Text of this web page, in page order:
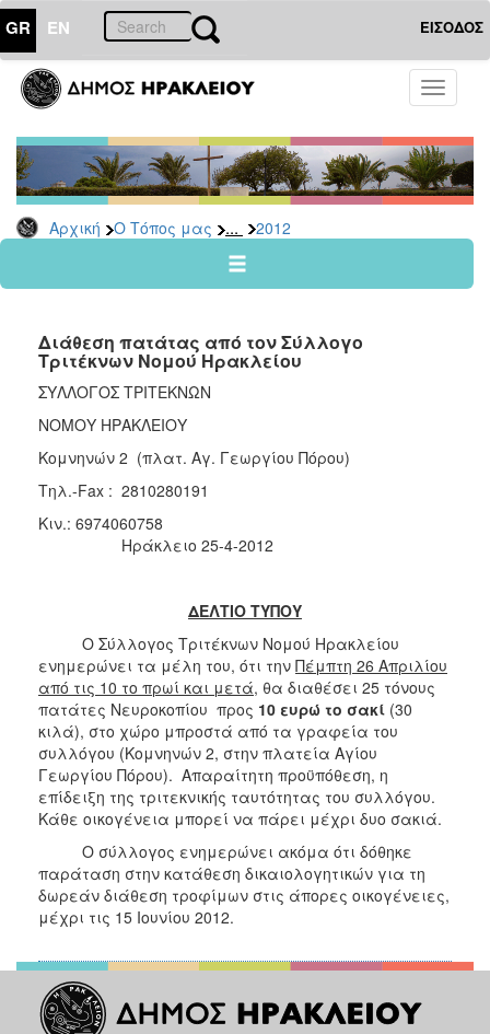
GR EN ΕΙΣΟΔΟΣ
Toggle
Αρχική Ο Τόπος μας ... 2012
ΤΟΠΟΣ
ΜΑΣ
Ανακοινώσεις
Αρχείο
2026
2024
2022
2021
2020
2019
2018
2017
2011
ΔΗΜΟΣ
ΠΟΛΙΤΙΣΜΟΣ
ΑΝΘΕΚΤΙΚΗ
ΠΟΛΗ
Διάθεση πατάτας από τον Σύλλογο
Τριτέκνων Νομού Ηρακλείου
ΣΥΛΛΟΓΟΣ ΤΡΙΤΕΚΝΩΝ
ΝΟΜΟΥ ΗΡΑΚΛΕΙΟΥ
Κομνηνών 2 (πλατ. Αγ. Γεωργίου Πόρου)
Τηλ.-Fax : 2810280191
Κιν.: 6974060758
Ηράκλειο 25-4-2012
ΔΕΛΤΙΟ ΤΥΠΟΥ
Ο Σύλλογος Τριτέκνων Νομού Ηρακλείου
ενημερώνει τα μέλη του, ότι την Πέμπτη 26 Απριλίου
από τις 10 το πρωί και μετά, θα διαθέσει 25 τόνους
πατάτες Νευροκοπίου προς 10 ευρώ το σακί (30
κιλά), στο χώρο μπροστά από τα γραφεία του
συλλόγου (Κομνηνών 2, στην πλατεία Αγίου
Γεωργίου Πόρου). Απαραίτητη προϋπόθεση, η
επίδειξη της τριτεκνικής ταυτότητας του συλλόγου.
Κάθε οικογένεια μπορεί να πάρει μέχρι δυο σακιά.
Ο σύλλογος ενημερώνει ακόμα ότι δόθηκε
παράταση στην κατάθεση δικαιολογητικών για τη
δωρεάν διάθεση τροφίμων στις άπορες οικογένειες,
μέχρι τις 15 Ιουνίου 2012.